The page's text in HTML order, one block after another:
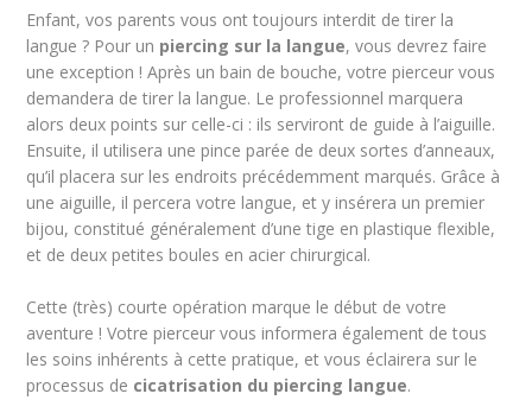
Enfant, vos parents vous ont toujours interdit de tirer la
langue ? Pour un piercing sur la langue, vous devrez faire
une exception ! Après un bain de bouche, votre pierceur vous
demandera de tirer la langue. Le professionnel marquera
alors deux points sur celle-ci : ils serviront de guide à l’aiguille.
Ensuite, il utilisera une pince parée de deux sortes d’anneaux,
qu’il placera sur les endroits précédemment marqués. Grâce à
une aiguille, il percera votre langue, et y insérera un premier
bijou, constitué généralement d’une tige en plastique flexible,
et de deux petites boules en acier chirurgical.
Cette (très) courte opération marque le début de votre
aventure ! Votre pierceur vous informera également de tous
les soins inhérents à cette pratique, et vous éclairera sur le
processus de cicatrisation du piercing langue.